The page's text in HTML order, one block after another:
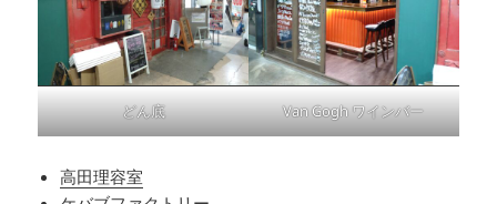
どん底 Van Gogh ワインバー
高田理容室